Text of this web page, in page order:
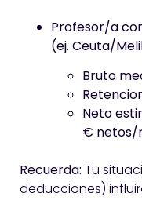
Profesor/a
(ej. Ceuta/
Bruto
Neto
€ netos/
Recuerda: Tu
deducciones)